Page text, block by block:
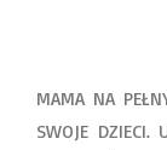
MAMA NA
SWOJE DZIECI.